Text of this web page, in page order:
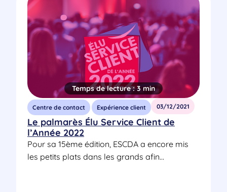
Temps de lecture :3 min
Centre de contact Expérience client 03/12/2021
Le palmarès Élu Service Client de
l’Année 2022
Pour sa 15ème édition, ESCDA a encore mis
les petits plats dans les grands afin...